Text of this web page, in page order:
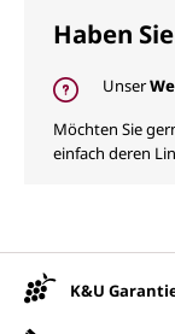
Haben
Unser
Möchten Sie
einfach deren
K&U